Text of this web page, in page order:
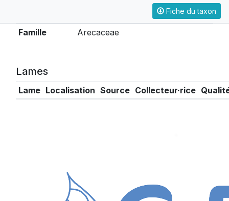
Fiche du taxon
Famille Arecaceae
Lames
Lame Localisation Source Collecteur·rice